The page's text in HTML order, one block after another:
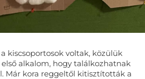
kiscsoportosok voltak, közülük
alkalom, hogy találkozhatnak
Már kora reggeltől kitisztították a